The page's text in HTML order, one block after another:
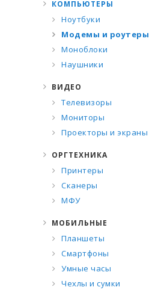
КОМПЬЮТЕРЫ
Ноутбуки
Модемы и роутеры
Моноблоки
Наушники
ВИДЕО
Телевизоры
Мониторы
Проекторы и экраны
ОРГТЕХНИКА
Принтеры
Сканеры
МФУ
МОБИЛЬНЫЕ
Планшеты
Смартфоны
Умные часы
Чехлы и сумки